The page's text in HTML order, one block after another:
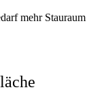
mehr Stauraum